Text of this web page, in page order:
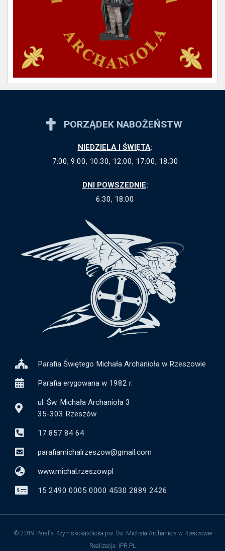
Parafia Świętego Michała Archanioła w Rzeszowie
Parafia erygowana w 1982 r.
ul. Św. Michała Archanioła 3
35-303 Rzeszów
17 857 84 64
parafiamichalrzeszow@gmail.com
www.michal.rzeszow.pl
15 2490 0005 0000 4530 2889 2426
PORZĄDEK NABOŻEŃSTW
NIEDZIELA I ŚWIĘTA:
7:00, 9:00, 10:30, 12:00, 17:00, 18:30
DNI POWSZEDNIE:
6:30, 18:00
© 2019 Parafia Rzymskokatolicka pw. Św. Michała Archanioła w Rzeszowie
Realizacja: IPR.PL